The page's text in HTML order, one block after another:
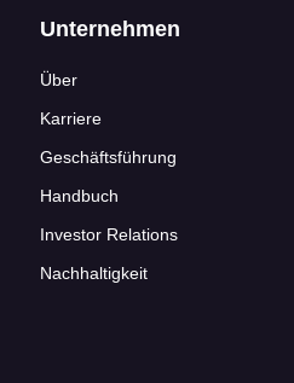
Unternehmen
Über
Karriere
Geschäftsführung
Handbuch
Investor Relations
Nachhaltigkeit